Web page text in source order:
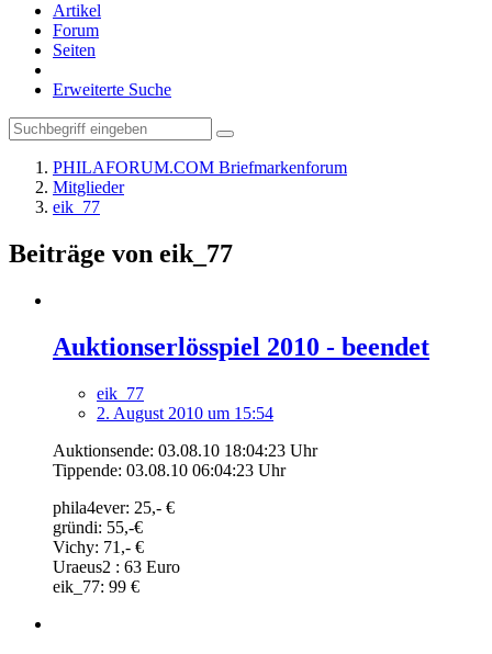
Artikel
Forum
Seiten
Erweiterte Suche
PHILAFORUM.COM Briefmarkenforum
Mitglieder
eik_77
Beiträge von eik_77
Auktionserlösspiel 2010 - beendet
eik_77
2. August 2010 um 15:54
Auktionsende: 03.08.10 18:04:23 Uhr
Tippende: 03.08.10 06:04:23 Uhr
phila4ever: 25,- €
gründi: 55,-€
Vichy: 71,- €
Uraeus2 : 63 Euro
eik_77: 99 €